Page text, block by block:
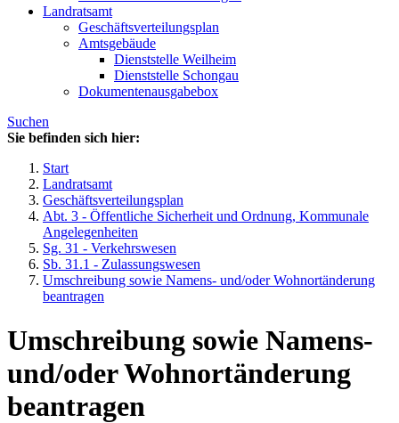
Landratsamt
Geschäftsverteilungsplan
Amtsgebäude
Dienststelle Weilheim
Dienststelle Schongau
Dokumentenausgabebox
Suchen
Sie befinden sich hier:
Start
Landratsamt
Geschäftsverteilungsplan
Abt. 3 - Öffentliche Sicherheit und Ordnung, Kommunale
Angelegenheiten
Sg. 31 - Verkehrswesen
Sb. 31.1 - Zulassungswesen
Umschreibung sowie Namens- und/oder Wohnortänderung
beantragen
Umschreibung sowie Namens-
und/oder Wohnortänderung
beantragen